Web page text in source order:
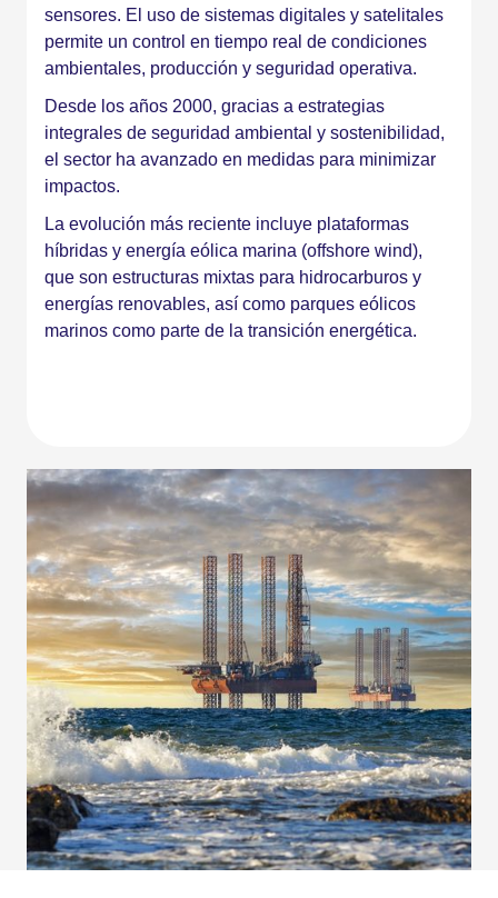
sensores. El uso de sistemas digitales y satelitales
permite un control en tiempo real de condiciones
ambientales, producción y seguridad operativa.
Desde los años 2000, gracias a estrategias
integrales de seguridad ambiental y sostenibilidad,
el sector ha avanzado en medidas para minimizar
impactos.
La evolución más reciente incluye plataformas
híbridas y energía eólica marina (offshore wind),
que son estructuras mixtas para hidrocarburos y
energías renovables, así como parques eólicos
marinos como parte de la transición energética.